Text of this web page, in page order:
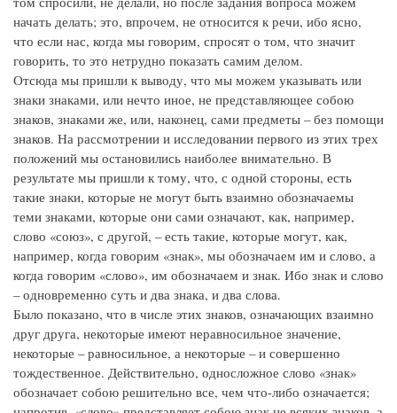
начать делать; это, впрочем, не относится к речи, ибо ясно,
что если нас, когда мы говорим, спросят о том, что значит
говорить, то это нетрудно показать самим делом.
Отсюда мы пришли к выводу, что мы можем указывать или
знаки знаками, или нечто иное, не представляющее собою
знаков, знаками же, или, наконец, сами предметы – без помощи
знаков. На рассмотрении и исследовании первого из этих трех
положений мы остановились наиболее внимательно. В
результате мы пришли к тому, что, с одной стороны, есть
такие знаки, которые не могут быть взаимно обозначаемы
теми знаками, которые они сами означают, как, например,
слово «союз», с другой, – есть такие, которые могут, как,
например, когда говорим «знак», мы обозначаем им и слово, а
когда говорим «слово», им обозначаем и знак. Ибо знак и слово
– одновременно суть и два знака, и два слова.
Было показано, что в числе этих знаков, означающих взаимно
друг друга, некоторые имеют неравносильное значение,
некоторые – равносильное, а некоторые – и совершенно
тождественное. Действительно, односложное слово «знак»
обозначает собою решительно все, чем что-либо означается;